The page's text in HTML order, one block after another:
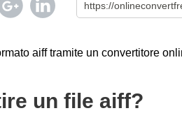
aiff tramite un convertitore
un file aiff?